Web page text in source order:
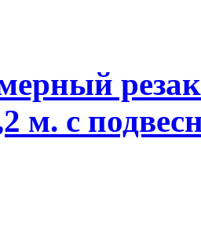
м. с